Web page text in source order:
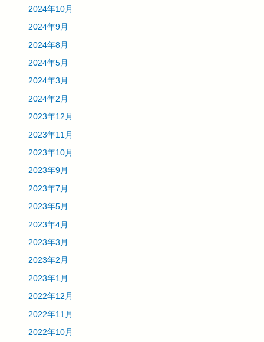
2024年10月
2024年9月
2024年8月
2024年5月
2024年3月
2024年2月
2023年12月
2023年11月
2023年10月
2023年9月
2023年7月
2023年5月
2023年4月
2023年3月
2023年2月
2023年1月
2022年12月
2022年11月
2022年10月